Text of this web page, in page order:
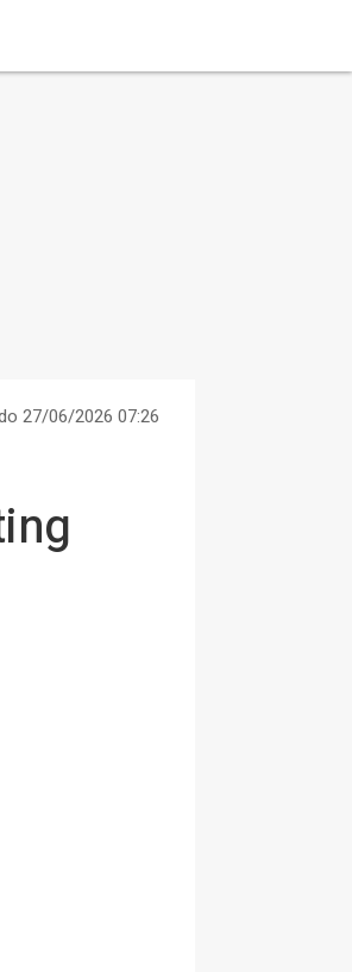
27/06/2026 07:26